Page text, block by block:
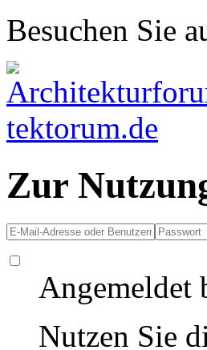
Besuchen Sie
Zur
Angemeldet
Nutzen Sie